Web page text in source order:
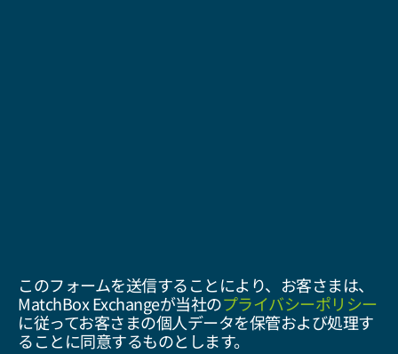
このフォームを送信することにより、お客さまは、
MatchBox Exchangeが当社のプライバシーポリシー
に従ってお客さまの個人データを保管および処理す
ることに同意するものとします。